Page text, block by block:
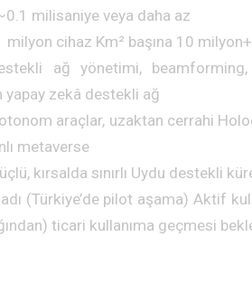
milisaniye veya daha az
milyon cihaz Km² başına 10
ağ yönetimi, beamforming,
yapay zekâ destekli ağ
otonom araçlar, uzaktan cerrahi
metaverse
kırsalda sınırlı Uydu destekli
(Türkiye’de pilot aşama) Aktif
ticari kullanıma geçmesi